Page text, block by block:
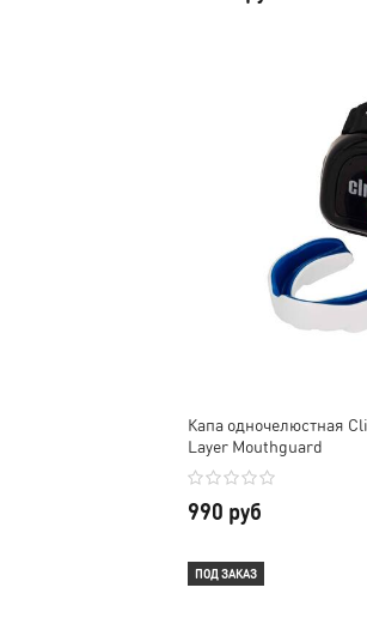
Капа одночелюстная
Layer Mouthguard
990 руб
ПОД ЗАКАЗ